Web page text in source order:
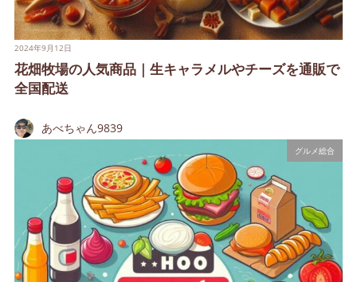
2024年9月12日
花畑牧場の人気商品｜生キャラメルやチーズを通販で
全国配送
あべちゃん9839
グルメ総合